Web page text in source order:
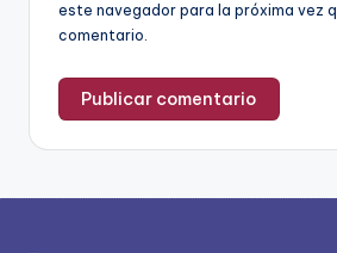
este navegador para la próxima vez
comentario.